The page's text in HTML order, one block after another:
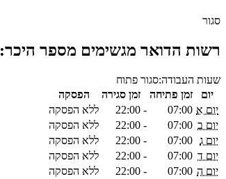
סגור
רשות הדואר מגשימים מספר היכר: 479
שעות העבודה:סגור פתוח
יום
זמן פתיחה זמן סגירה
הפסקה
יום א 07:00
-
22:00
ללא הפסקה
יום ב 07:00
-
22:00
ללא הפסקה
יום ג 07:00
-
22:00
ללא הפסקה
יום ד 07:00
-
22:00
ללא הפסקה
יום ה 07:00
-
22:00
ללא הפסקה